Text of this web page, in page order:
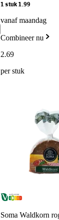
1 stuk 1.99
vanaf maandag
Combineer nu
2.69
per stuk
Soma Waldkorn